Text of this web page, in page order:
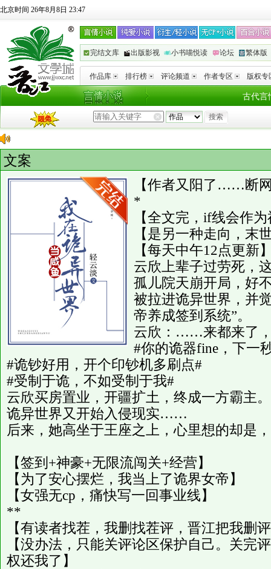
北京时间 26年8月8日 23:47
完结文库 出版影视 小书喵悦读 论坛 繁体版
作品库 排行榜 评论频道 作者专区 版权专
古代言
文案
【作者又阳了……断
*
【全文完，if线会作
【是另一种走向，末
【每天中午12点更新
云欣上辈子过劳死，
孤儿院天崩开局，好
被拉进诡异世界，并
帝养成签到系统”。
云欣：……来都来了
#你的诡器fine，下一
#诡钞好用，开个印钞机多刷点#
#受制于诡，不如受制于我#
云欣买房置业，开疆扩土，终成一方霸主。
诡异世界又开始入侵现实……
后来，她高坐于王座之上，心里想的却是
【签到+神豪+无限流闯关+经营】
【为了安心摆烂，我当上了诡界女帝】
【女强无cp，痛快写一回事业线】
**
【有读者找茬，我删找茬评，晋江把我删
【没办法，只能关评论区保护自己。关完
权还我了】